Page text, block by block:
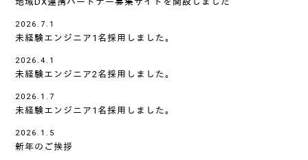
2026.7.1
未経験エンジニア1名採用しました。
2026.4.1
未経験エンジニア2名採用しました。
2026.1.7
未経験エンジニア1名採用しました。
2026.1.5
新年のご挨拶